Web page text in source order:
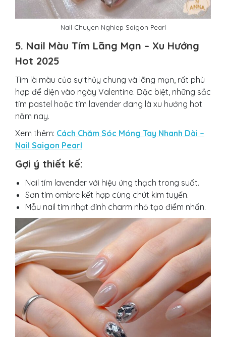
Nail Chuyen Nghiep Saigon Pearl
5. Nail Màu Tím Lãng Mạn – Xu Hướng
Hot 2025
Tím là màu của sự thủy chung và lãng mạn, rất phù
hợp để diện vào ngày Valentine. Đặc biệt, những sắc
tím pastel hoặc tím lavender đang là xu hướng hot
năm nay.
Xem thêm: Cách Chăm Sóc Móng Tay Nhanh Dài –
Nail Saigon Pearl
Gợi ý thiết kế:
Nail tím lavender với hiệu ứng thạch trong suốt.
Sơn tím ombre kết hợp cùng chút kim tuyến.
Mẫu nail tím nhạt đính charm nhỏ tạo điểm nhấn.